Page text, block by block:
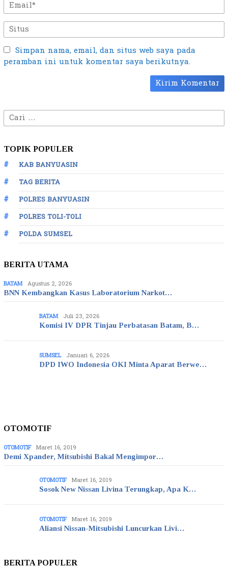
Simpan nama, email, dan situs web saya pada
peramban ini untuk komentar saya berikutnya.
Cari
untuk:
TOPIK POPULER
KAB BANYUASIN
TAG BERITA
POLRES BANYUASIN
POLRES TOLI-TOLI
POLDA SUMSEL
BERITA UTAMA
BATAM Agustus 2, 2026
BNN Kembangkan Kasus Laboratorium Narkot…
BATAM Juli 23, 2026
Komisi IV DPR Tinjau Perbatasan Batam, B…
SUMSEL Januari 6, 2026
DPD IWO Indonesia OKI Minta Aparat Berwe…
OTOMOTIF
OTOMOTIF Maret 16, 2019
Demi Xpander, Mitsubishi Bakal Mengimpor…
OTOMOTIF Maret 16, 2019
Sosok New Nissan Livina Terungkap, Apa K…
OTOMOTIF Maret 16, 2019
Aliansi Nissan-Mitsubishi Luncurkan Livi…
BERITA POPULER